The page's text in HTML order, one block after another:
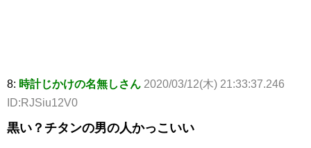
8: 時計じかけの名無しさん 2020/03/12(木) 21:33:37.246
ID:RJSiu12V0
黒い？チタンの男の人かっこいい